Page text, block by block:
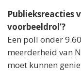
Publieksreacties
voorbeeldrol’?
Een poll onder
meerderheid van
moet kunnen